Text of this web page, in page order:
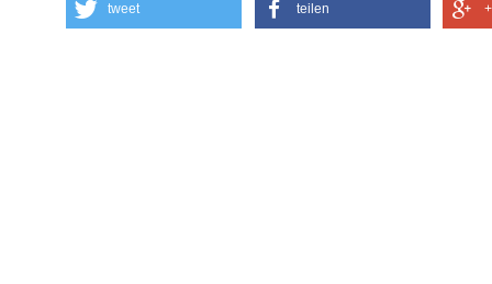
tweet teilen